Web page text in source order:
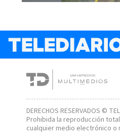
DERECHOS RESERVADOS ©
Prohibida la reproducción
cualquier medio electrónico o